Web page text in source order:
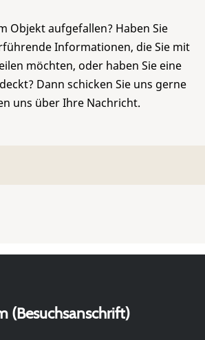
Objekt aufgefallen? Haben Sie
Informationen, die Sie mit
möchten, oder haben Sie eine
Dann schicken Sie uns gerne
uns über Ihre Nachricht.
(Besuchsanschrift)